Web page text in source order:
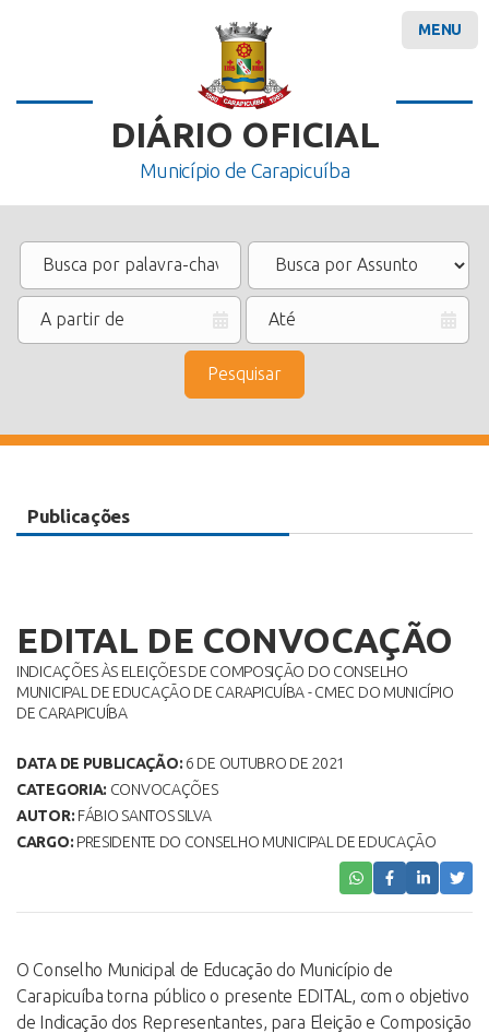
DIÁRIO OFICIAL
Município de Carapicuíba
Pesquisar
MENU
Publicações
EDITAL DE CONVOCAÇÃO
INDICAÇÕES ÀS ELEIÇÕES DE COMPOSIÇÃO DO CONSELHO
MUNICIPAL DE EDUCAÇÃO DE CARAPICUÍBA - CMEC DO MUNICÍPIO
DE CARAPICUÍBA
DATA DE PUBLICAÇÃO: 6 DE OUTUBRO DE 2021
CATEGORIA: CONVOCAÇÕES
AUTOR: FÁBIO SANTOS SILVA
CARGO: PRESIDENTE DO CONSELHO MUNICIPAL DE EDUCAÇÃO
O Conselho Municipal de Educação do Município de
Carapicuíba torna público o presente EDITAL, com o objetivo
de Indicação dos Representantes, para Eleição e Composição